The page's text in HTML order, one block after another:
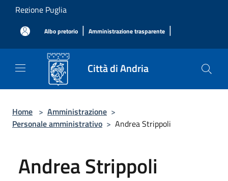
Salta al contenuto principale
Regione Puglia
Albo pretorio | Amministrazione trasparente |
Città di Andria
Home > Amministrazione >
Personale amministrativo > Andrea Strippoli
Andrea Strippoli